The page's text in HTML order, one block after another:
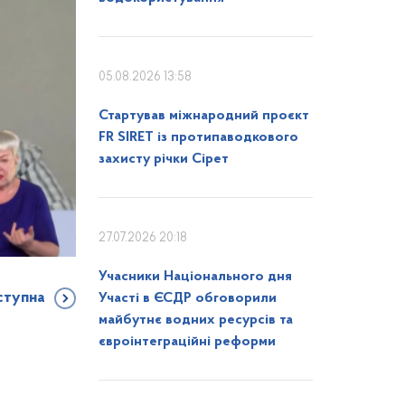
05.08.2026 13:58
Стартував міжнародний проєкт
FR SIRET із протипаводкового
захисту річки Сірет
27.07.2026 20:18
Учасники Національного дня
Участі в ЄСДР обговорили
майбутнє водних ресурсів та
євроінтеграційні реформи